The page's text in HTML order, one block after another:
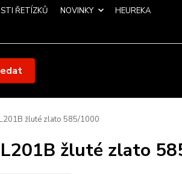
ŘETÍZKŮ NOVINKY
HEUREKA
žluté zlato 585/1000
žluté zlato